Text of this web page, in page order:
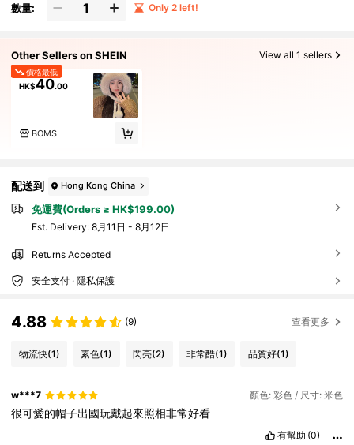
數量: Only 2 left!
Other Sellers on SHEIN View all 1 sellers
價格最低
HK$40.00
BOMS
配送到 Hong Kong China
免運費(Orders ≥ HK$199.00)
​Est. Delivery: 8月11日 - 8月12日
Returns Accepted
安全支付 · 隱私保護
4.88 (9) 查看更多
物流快(1) 素色(1) 閃亮(2) 非常酷(1) 品質好(1)
w***7 顏色: 彩色 / 尺寸: 米色
很可愛的帽子出國玩戴起來照相非常好看
有幫助 (0)